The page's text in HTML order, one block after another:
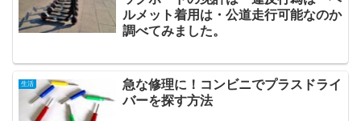
ルメット着用は・公道走行可能なのか
調べてみました。
生活
急な修理に！コンビニでプラスドライ
バーを探す方法